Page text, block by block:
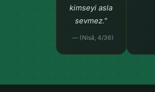
kimseyi asla
sevmez."
— (Nisâ, 4/36)